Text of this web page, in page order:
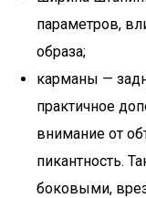
параметров,
образа;
карманы —
практичное
внимание от
пикантность.
боковыми,